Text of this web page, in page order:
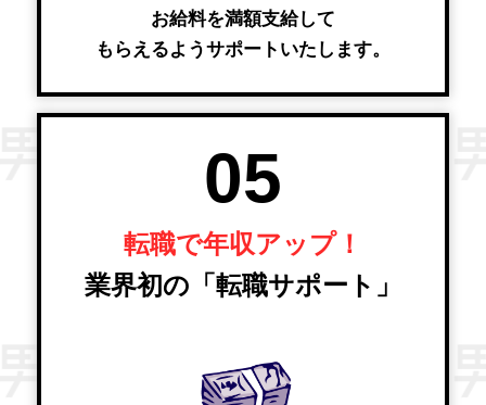
お給料を満額支給して
もらえるようサポートいたします。
05
転職で年収アップ！
業界初の「転職サポート」